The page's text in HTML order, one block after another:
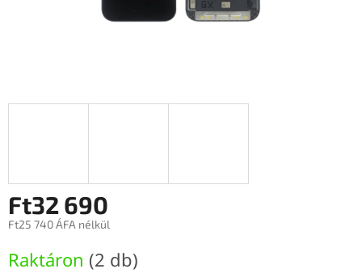
Ft32 690
Ft25 740 ÁFA nélkül
Raktáron (2 db)